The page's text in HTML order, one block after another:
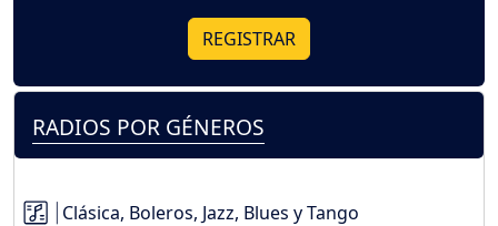
REGISTRAR
RADIOS POR GÉNEROS
Clásica, Boleros, Jazz, Blues y Tango